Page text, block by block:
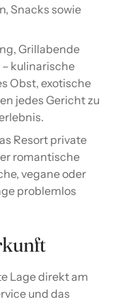
Snacks sowie
Grillabende
kulinarische
Obst, exotische
jedes Gericht zu
Resort private
romantische
vegane oder
problemlos
Lage direkt am
und das